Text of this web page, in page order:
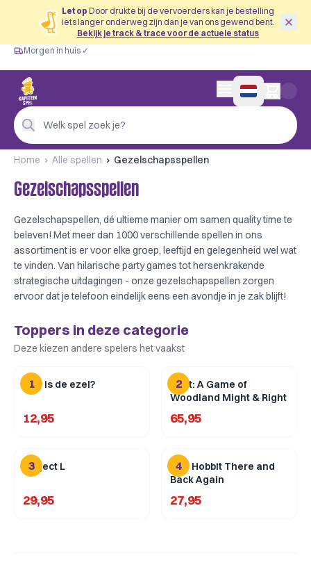
Let op Door drukte bij de vervoerders kan je bestelling
iets langer onderweg zijn dan je van ons gewend bent.
Bekijk je track & trace voor de actuele status
Gratis vanaf €60
Morgen in huis ✓
Persoonlijk advies
4,9/5 —
Morgen in huis ✓
Welk spel zoek je?
0 artikelen in
Home Alle spellen Gezelschapsspellen
Gezelschapsspellen
Gezelschapspellen, dé ultieme manier om samen quality time te
beleven! Met meer dan 1000 verschillende spellen in ons
assortiment is er voor elke groep, leeftijd en gelegenheid wel wat
te vinden. Van hilarische party games tot hersenkrakende
strategische uitdagingen - onze gezelschapspellen zorgen
ervoor dat je telefoon eindelijk eens een avondje in je zak blijft!
Toppers in deze categorie
Deze kiezen andere spelers het vaakst
1
Wie is de ezel?
12,95
2
Root: A Game of
Woodland Might & Right
65,95
3
Project L
29,95
4
The Hobbit There and
Back Again
27,95